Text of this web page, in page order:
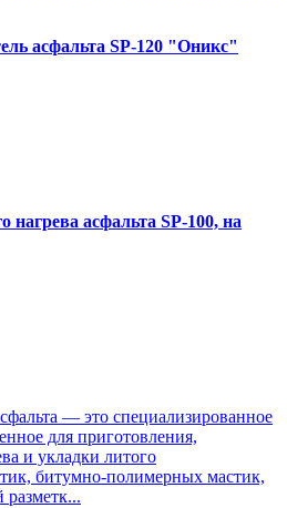
асфальта SP-120 "Оникс"
нагрева асфальта SP-100, на
— это специализированное
для приготовления,
и укладки литого
битумно-полимерных мастик,
разметк...